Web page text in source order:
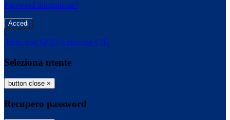
Password dimenticata?
-
Entra con SPID Entra con CIE
Seleziona utente
button close ×
Recupero password